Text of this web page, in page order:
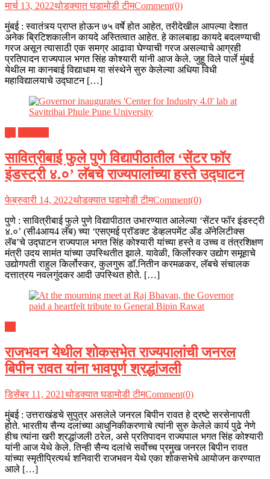
मार्च 13, 2022थोडक्यात घडामोडी टीमComment(0)
मुंबई : स्वातंत्र्य प्राप्त होऊन ७५ वर्षे होत आहेत, तरीदेखील आपल्या देशात
अनेक ब्रिटिशकालीन कायदे अस्तित्वात आहेत. हे कालबाह्य कायदे बदलण्याची
गरज असून त्यासाठी एक समग्र आढावा घेण्याची गरज असल्याचे आग्रही
प्रतिपादन राज्यपाल भगत सिंह कोश्यारी यांनी आज केले. जुहू विले पार्ले मुंबई
येथील मा कानबाई विद्याधाम या संस्थेने सुरु केलेल्या अधिया विधी
महाविद्यालयाचे उद्घाटन […]
सावित्रीबाई फुले पुणे विद्यापीठातील ‘सेंटर फॉर
इंडस्ट्री ४.०’ लॅबचे राज्यपालांच्या हस्ते उद्घाटन
फेब्रुवारी 14, 2022थोडक्यात घडामोडी टीमComment(0)
पुणे : सावित्रीबाई फुले पुणे विद्यापीठात उभारण्यात आलेल्या ‘सेंटर फॉर इंडस्ट्री
४.०’ (सी4आय4 लॅब) च्या ‘एसएमई प्रॉडक्ट डेव्हलपमेंट अँड ॲनेलिटीक्स
लॅब’चे उद्घाटन राज्यपाल भगत सिंह कोश्यारी यांच्या हस्ते व उच्च व तंत्रशिक्षण
मंत्री उदय सामंत यांच्या उपस्थितीत झाले. यावेळी, किर्लोस्कर उद्योग समूहाचे
उद्योगपती राहुल किर्लोस्कर, कुलगुरू डॉ.नितीन करमळकर, लॅबचे संचालक
दत्तात्रय नवलगुंदकर आदी उपस्थित होते. […]
राजभवन येथील शोकसभेत राज्यपालांची जनरल
बिपीन रावत यांना भावपूर्ण श्रद्धांजली
डिसेंबर 11, 2021थोडक्यात घडामोडी टीमComment(0)
मुंबई : उत्तराखंडचे सुपुत्र असलेले जनरल बिपीन रावत हे द्रष्टे सरसेनापती
होते. भारतीय सैन्य दलांच्या आधुनिकीकरणाचे त्यांनी सुरु केलेले कार्य पुढे नेणे
हीच त्यांना खरी श्रद्धांजली ठरेल, असे प्रतिपादन राज्यपाल भगत सिंह कोश्यारी
यांनी आज येथे केले. तिन्ही सैन्य दलांचे सर्वोच्च प्रमुख जनरल बिपीन रावत
यांच्या स्मृतीप्रित्यर्थ शनिवारी राजभवन येथे एका शोकसभेचे आयोजन करण्यात
आले […]